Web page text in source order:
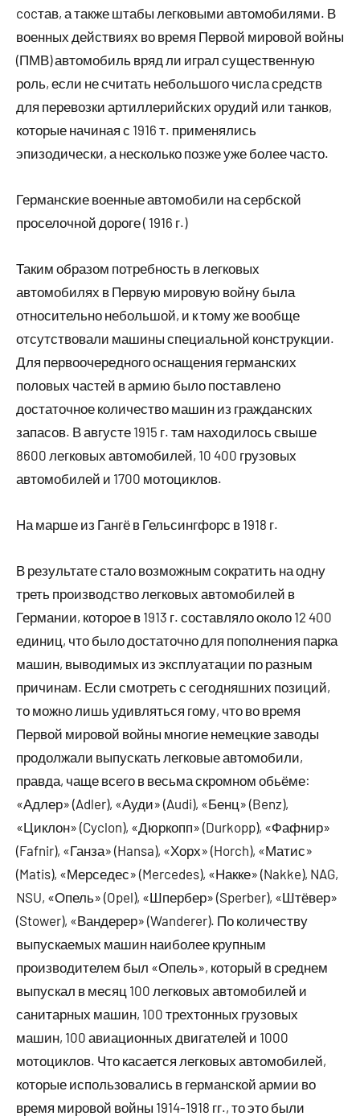
cocтав, а также штабы легковыми автомобилями. В
военных действиях во время Первой мировой войны
(ПМВ) автомобиль вряд ли играл существенную
роль, если не считать небольшого числа средств
для перевозки артиллерийских орудий или танков,
которые начиная с 1916 т. применялись
эпизодически, а несколько позже уже более часто.
Германские военные автомобили на сербской
проселочной дороге ( 1916 г.)
Таким образом потребность в легковых
автомобилях в Первую мировую войну была
относительно небольшой, и к тому же вообще
отсутствовали машины специальной конструкции.
Для первоочередного оснащения германских
половых частей в армию было поставлено
достаточное количество машин из гражданских
запасов. В августе 1915 г. там находилось свыше
8600 легковых автомобилей, 10 400 грузовых
автомобилей и 1700 мотоциклов.
На марше из Гангё в Гельсингфорс в 1918 г.
В результате стало возможным сократить на одну
треть производство легковых автомобилей в
Германии, которое в 1913 г. составляло около 12 400
единиц, что было достаточно для пополнения парка
машин, выводимых из эксплуатации по разным
причинам. Если смотреть с сегодняшних позиций,
то можно лишь удивляться гому, что во время
Первой мировой войны многие немецкие заводы
продолжали выпускать легковые автомобили,
правда, чаще всего в весьма скромном обьёме:
«Адлер» (Adler), «Ауди» (Audi), «Бенц» (Benz),
«Циклон» (Cyclon), «Дюркопп» (Durkopp), «Фафнир»
(Fafnir), «Ганза» (Hansa), «Хорх» (Horch), «Матис»
(Matis), «Мерседес» (Mercedes), «Накке» (Nakke), NAG,
NSU, «Опель» (Opel), «Шпербер» (Sperber), «Штёвер»
(Stower), «Вандерер» (Wanderer). По количеству
выпускаемых машин наиболее крупным
производителем был «Опель», который в среднем
выпускал в месяц 100 легковых автомобилей и
санитарных машин, 100 трехтонных грузовых
машин, 100 авиационных двигателей и 1000
мотоциклов. Что касается легковых автомобилей,
которые использовались в германской армии во
время мировой войны 1914-1918 гг., то это были